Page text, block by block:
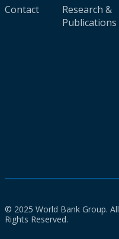
Contact
Research &
Publications
© 2025 World Bank Group. All
Rights Reserved.